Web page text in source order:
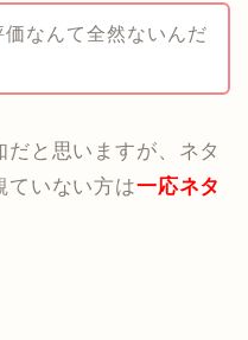
なんて全然ないんだ
と思いますが、ネタ
ていない方は一応ネタ